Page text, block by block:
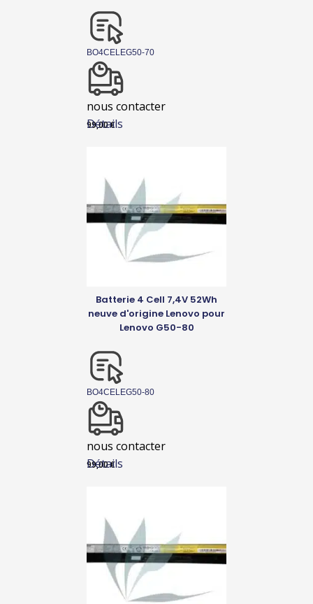
Détails
BO4CELEG50-70
nous contacter
99,00€
Détails
Batterie 4 Cell 7,4V 52Wh
neuve d'origine Lenovo pour
Lenovo G50-80
BO4CELEG50-80
nous contacter
99,00€